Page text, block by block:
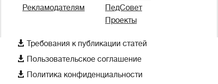
Рекламодателям
ПедСовет
Проекты
 Требования к публикации статей
 Пользовательское соглашение
 Политика конфиденциальности